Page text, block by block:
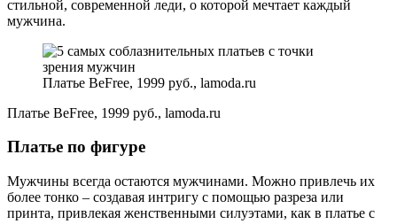
стильной, современной леди, о которой мечтает каждый
мужчина.
Платье BeFree, 1999 руб., lamoda.ru
Платье BeFree, 1999 руб., lamoda.ru
Платье по фигуре
Мужчины всегда остаются мужчинами. Можно привлечь их
более тонко – создавая интригу с помощью разреза или
принта, привлекая женственными силуэтами, как в платье с